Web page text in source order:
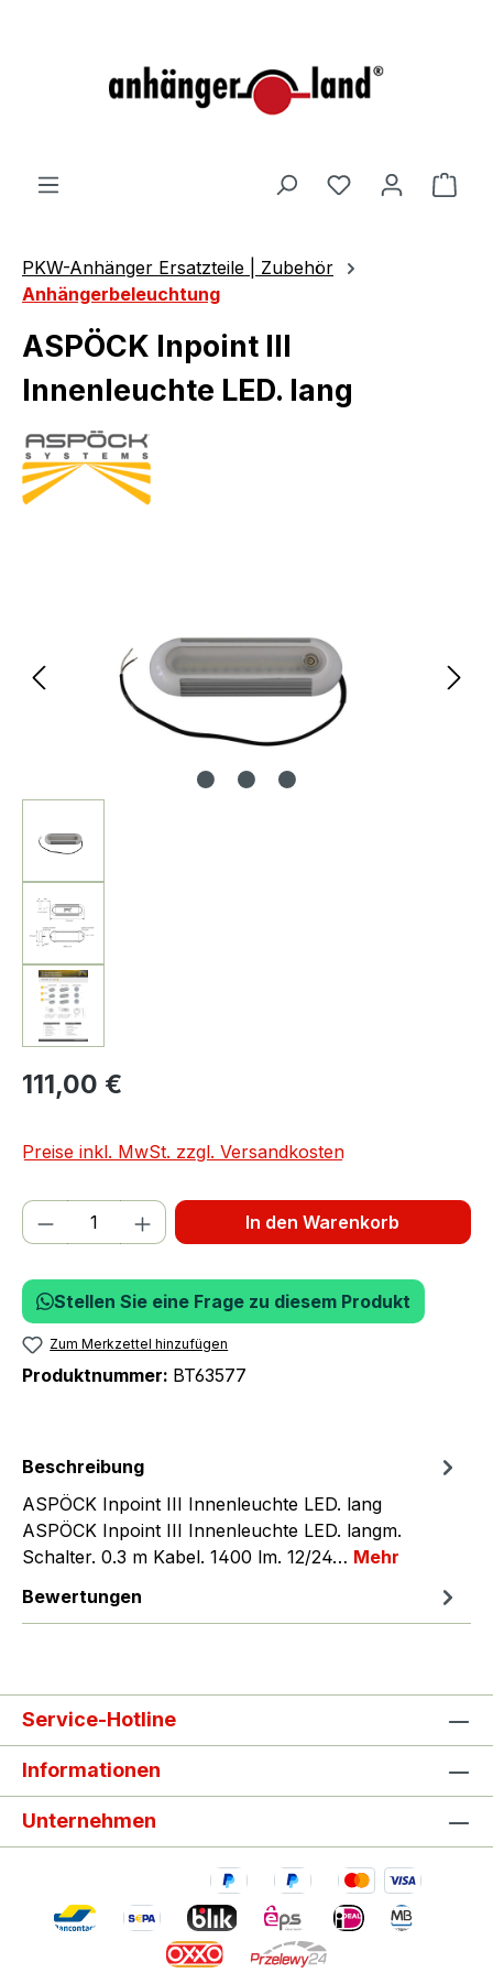
PKW-Anhänger Ersatzteile | Zubehör
Anhängerbeleuchtung
ASPÖCK Inpoint III
Innenleuchte LED. lang
111,00 €
Preise inkl. MwSt. zzgl. Versandkosten
Produkt Anzahl: Gib den gewünschten
In den Warenkorb
Stellen Sie eine Frage zu diesem Produkt
Zum Merkzettel hinzufügen
Produktnummer: BT63577
Beschreibung
ASPÖCK Inpoint III Innenleuchte LED. lang
ASPÖCK Inpoint III Innenleuchte LED. langm.
Schalter. 0.3 m Kabel. 1400 lm. 12/24… Mehr
Bewertungen
Service-Hotline
Informationen
Unternehmen